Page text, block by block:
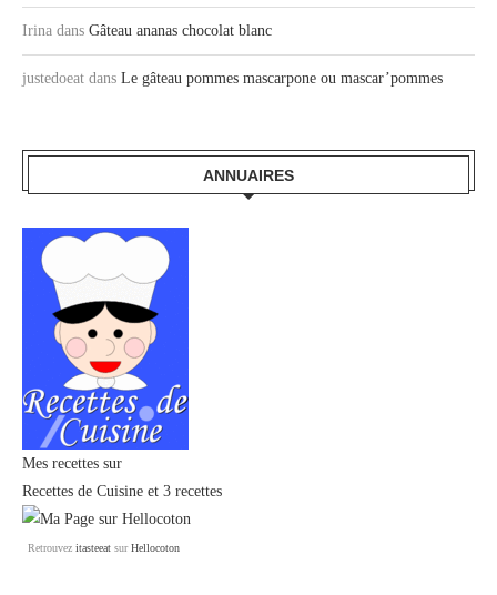
Irina dans Gâteau ananas chocolat blanc
justedoeat dans Le gâteau pommes mascarpone ou mascar’pommes
ANNUAIRES
Mes recettes sur
Recettes de Cuisine et 3 recettes
Retrouvez itasteeat surHellocoton